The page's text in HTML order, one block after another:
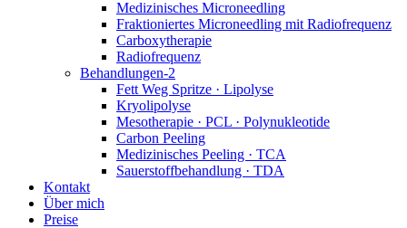
Medizinisches Microneedling
Fraktioniertes Microneedling mit Radiofrequenz
Carboxytherapie
Radiofrequenz
Behandlungen-2
Fett Weg Spritze · Lipolyse
Kryolipolyse
Mesotherapie · PCL · Polynukleotide
Carbon Peeling
Medizinisches Peeling · TCA
Sauerstoffbehandlung · TDA
Kontakt
Über mich
Preise